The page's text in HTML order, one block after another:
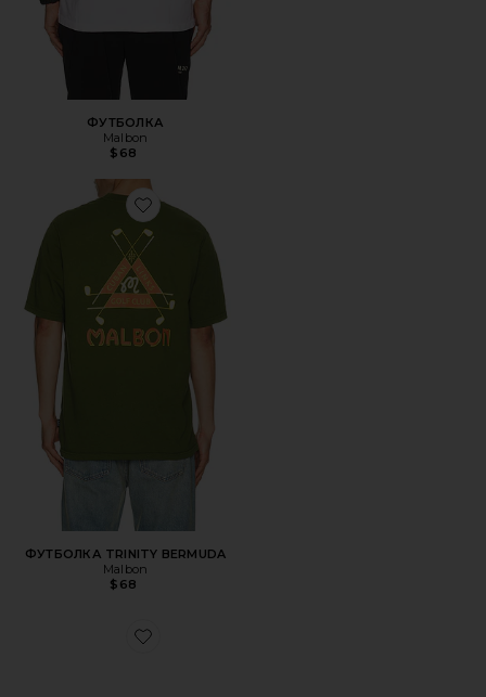
ФУТБОЛКА
Malbon
$68
Favorite ФУТБОЛКА TRINITY BERMUDA
ФУТБОЛКА TRINITY BERMUDA
Malbon
$68
Favorite БЕЙСБОЛКА PALMA DRIVE